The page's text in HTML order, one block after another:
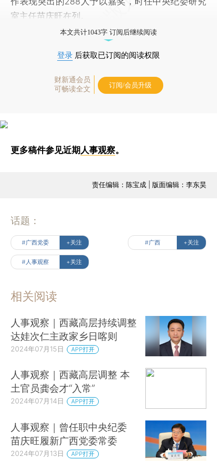
室主任苗庆旺在列。
本文共计1043字 订阅后继续阅读
登录 后获取已订阅的阅读权限
财新通会员
可畅读全文
订阅/会员升级
更多稿件参见近期 人事观察。
责任编辑：陈宝成 | 版面编辑：李东昊
话题：
#广西党委 +关注 #广西 +关注
#人事观察 +关注
相关阅读
人事观察｜西藏高层持续调整
达娃次仁主政家乡日喀则
2024年07月15日 APP打开
人事观察｜西藏高层调整 本
土官员龚会才“入常”
2024年07月14日 APP打开
人事观察｜曾任职中央纪委
苗庆旺履新广西党委常委
2024年07月13日 APP打开